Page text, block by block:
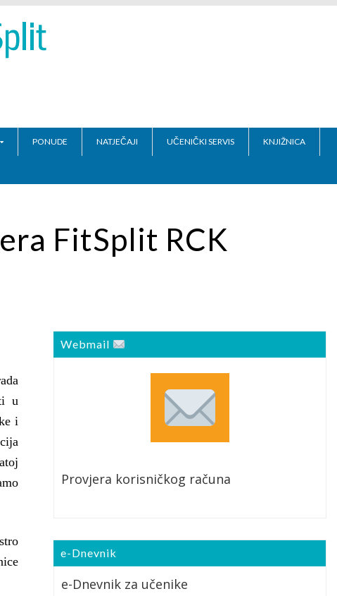
PONUDE NATJEČAJI UČENIČKI SERVIS KNJIŽNICA
FitSplit RCK
u
i
Webmail
Provjera korisničkog računa
e-Dnevnik
e-Dnevnik za učenike